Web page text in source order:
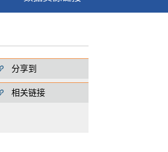
分享到
相关链接